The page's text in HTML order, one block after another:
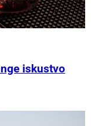
iskustvo